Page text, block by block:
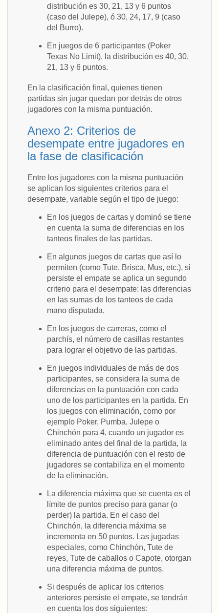
distribución es 30, 21, 13 y 6 puntos
(caso del Julepe), ó 30, 24, 17, 9 (caso
del Burro).
En juegos de 6 participantes (Poker
Texas No Limit), la distribución es 40, 30,
21, 13 y 6 puntos.
En la clasificación final, quienes tienen
partidas sin jugar quedan por detrás de otros
jugadores con la misma puntuación.
Anexo 2: Criterios de
desempate entre jugadores en
la fase de clasificación
Entre los jugadores con la misma puntuación
se aplican los siguientes criterios para el
desempate, variable según el tipo de juego:
En los juegos de cartas y dominó se tiene
en cuenta la suma de diferencias en los
tanteos finales de las partidas.
En algunos juegos de cartas que así lo
permiten (como Tute, Brisca, Mus, etc.), si
persiste el empate se aplica un segundo
criterio para el desempate: las diferencias
en las sumas de los tanteos de cada
mano disputada.
En los juegos de carreras, como el
parchís, el número de casillas restantes
para lograr el objetivo de las partidas.
En juegos individuales de más de dos
participantes, se considera la suma de
diferencias en la puntuación con cada
uno de los participantes en la partida. En
los juegos con eliminación, como por
ejemplo Poker, Pumba, Julepe o
Chinchón para 4, cuando un jugador es
eliminado antes del final de la partida, la
diferencia de puntuación con el resto de
jugadores se contabiliza en el momento
de la eliminación.
La diferencia máxima que se cuenta es el
límite de puntos preciso para ganar (o
perder) la partida. En el caso del
Chinchón, la diferencia máxima se
incrementa en 50 puntos. Las jugadas
especiales, como Chinchón, Tute de
reyes, Tute de caballos o Capote, otorgan
una diferencia máxima de puntos.
Si después de aplicar los criterios
anteriores persiste el empate, se tendrán
en cuenta los dos siguientes: